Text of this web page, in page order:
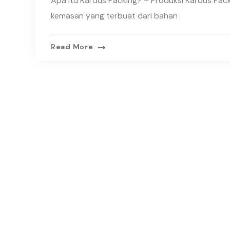
kemasan yang terbuat dari bahan
Read More